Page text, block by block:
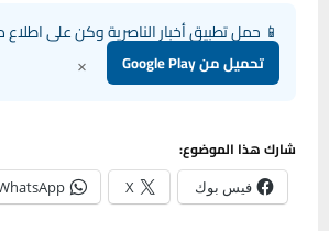
📱 حمل تطبيق أخبار الناصرية وكن على اطلاع
تحميل من Google Play ×
شارك هذا الموضوع:
فيس بوك X